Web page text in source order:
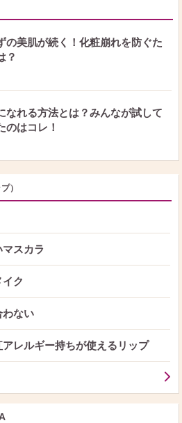
の美肌が続く！化粧崩れを防ぐた
？
なれる方法とは？みんなが試して
のはコレ！
）
スカラ
ク
わない
レルギー持ちが使えるリップ